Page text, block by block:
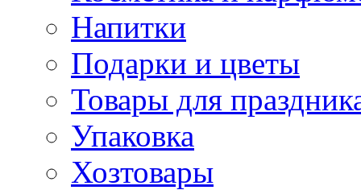
Напитки
Подарки и цветы
Товары для
Упаковка
Хозтовары